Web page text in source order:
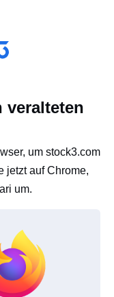
veralteten
um stock3.com
jetzt auf Chrome,
um.